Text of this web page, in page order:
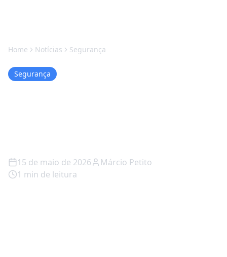
Home Notícias Segurança
Segurança
15 de maio de 2026
Márcio Petito
1 min de leitura